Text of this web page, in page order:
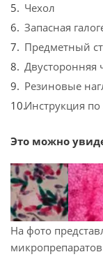
Чехол
Запасная
Предметный
Двусторонняя
Резиновые
Инструкция
Это можно
На фото